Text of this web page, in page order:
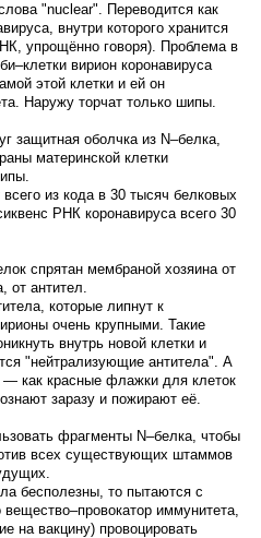
"nuclear". Переводится как
внутри которого хранится
упрощённо говоря). Проблема в
вирион коронавируса
этой клетки и ей он
Наружу торчат только шипы.
защитная оболчка из N–белка,
материнской клетки
из кода в 30 тысяч белковых
РНК коронавируса всего 30
спрятан мембраной хозяина от
от антител.
которые липнут к
очень крупными. Такие
внутрь новой клетки и
"нейтрализующие антитела". А
как красные флажки для клеток
заразу и пожирают её.
фрагменты N–белка, чтобы
всех существующих штаммов
бесполезны, то пытаются с
иммунитета,
на вакцину) провоцировать